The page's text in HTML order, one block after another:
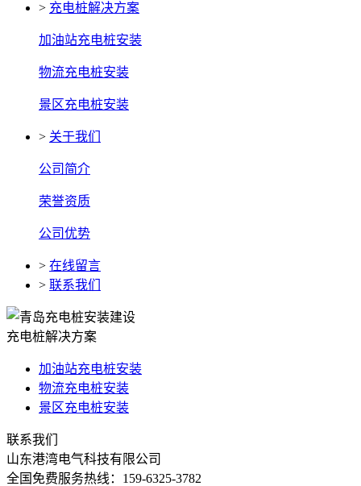
> 充电桩解决方案
加油站充电桩安装
物流充电桩安装
景区充电桩安装
> 关于我们
公司简介
荣誉资质
公司优势
> 在线留言
> 联系我们
充电桩解决方案
加油站充电桩安装
物流充电桩安装
景区充电桩安装
联系我们
山东港湾电气科技有限公司
全国免费服务热线：159-6325-3782